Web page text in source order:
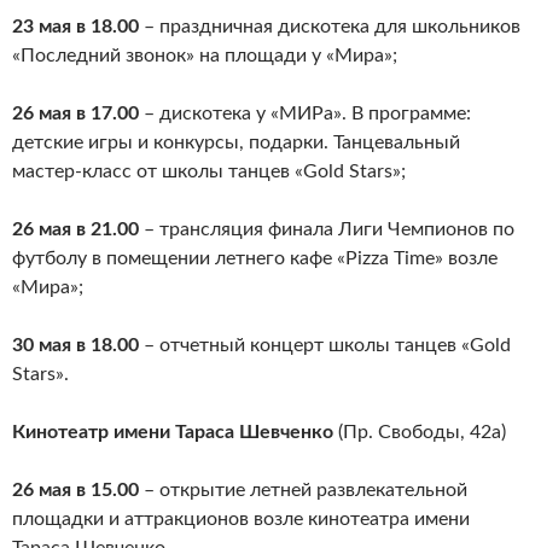
23 мая в 18.00 – праздничная дискотека для школьников
«Последний звонок» на площади у «Мира»;
26 мая в 17.00 – дискотека у «МИРа». В программе:
детские игры и конкурсы, подарки. Танцевальный
мастер-класс от школы танцев «Gold Stars»;
26 мая в 21.00 – трансляция финала Лиги Чемпионов по
футболу в помещении летнего кафе «Pizza Time» возле
«Мира»;
30 мая в 18.00 – отчетный концерт школы танцев «Gold
Stars».
Кинотеатр имени Тараса Шевченко (Пр. Свободы, 42а)
26 мая в 15.00 – открытие летней развлекательной
площадки и аттракционов возле кинотеатра имени